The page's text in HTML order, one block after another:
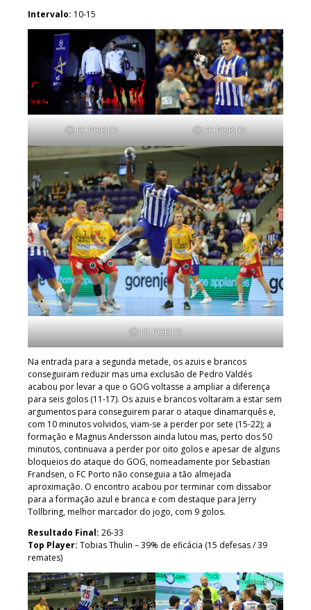
Intervalo: 10-15
Ⓒ FC PORTO Ⓒ FC PORTO
Ⓒ FC PORTO
Na entrada para a segunda metade, os azuis e brancos
conseguiram reduzir mas uma exclusão de Pedro Valdés
acabou por levar a que o GOG voltasse a ampliar a diferença
para seis golos (11-17). Os azuis e brancos voltaram a estar sem
argumentos para conseguirem parar o ataque dinamarquês e,
com 10 minutos volvidos, viam-se a perder por sete (15-22); a
formação e Magnus Andersson ainda lutou mas, perto dos 50
minutos, continuava a perder por oito golos e apesar de alguns
bloqueios do ataque do GOG, nomeadamente por Sebastian
Frandsen, o FC Porto não conseguia a tão almejada
aproximação. O encontro acabou por terminar com dissabor
para a formação azul e branca e com destaque para Jerry
Tollbring, melhor marcador do jogo, com 9 golos.
Resultado Final: 26-33
Top Player: Tobias Thulin – 39% de eficácia (15 defesas / 39
remates)